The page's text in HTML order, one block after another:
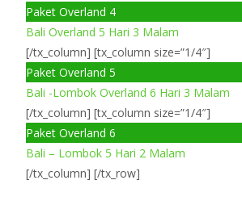
Paket Overland 4
Bali Overland 5 Hari 3 Malam
[/tx_column] [tx_column size=”1/4″]
Paket Overland 5
Bali -Lombok Overland 6 Hari 3 Malam
[/tx_column] [tx_column size=”1/4″]
Paket Overland 6
Bali – Lombok 5 Hari 2 Malam
[/tx_column] [/tx_row]